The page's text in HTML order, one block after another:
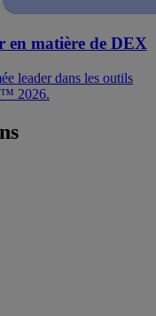
en matière de DEX
leader dans les outils
2026.